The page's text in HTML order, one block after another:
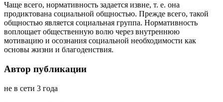
Чаще всего, нормативность задается извне, т. е. она
продиктована социальной общностью. Прежде всего, такой
общностью является социальная группа. Нормативность
воплощает общественную волю через внутреннюю
мотивацию и осознания социальной необходимости как
основы жизни и благоденствия.
Автор публикации
не в сети 3 года